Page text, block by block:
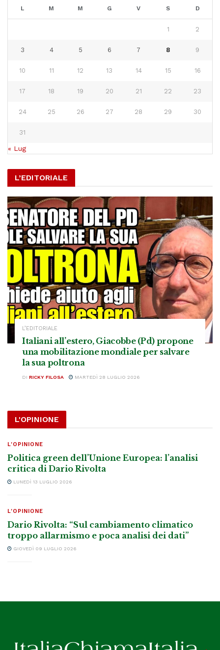
L M M G V S D
1 2
3 4 5 6 7 8 9
10 11 12 13 14 15 16
17 18 19 20 21 22 23
24 25 26 27 28 29 30
31
« Lug
L’EDITORIALE
L’EDITORIALE
Italiani all’estero, Giacobbe (Pd) propone
una mobilitazione mondiale per salvare
la sua poltrona
DI RICKY FILOSA MARTEDÌ 28 LUGLIO 2026
L'OPINIONE
L'OPINIONE
Politica green dell’Unione Europea: l’analisi
critica di Dario Rivolta
LUNEDÌ 13 LUGLIO 2026
L'OPINIONE
Dario Rivolta: “Sul cambiamento climatico
troppo allarmismo e poca analisi dei dati”
GIOVEDÌ 09 LUGLIO 2026